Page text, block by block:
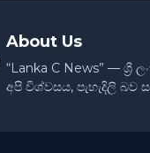
About Us
“Lanka C News” —
අපි විශ්වසය, පැහැදිලි